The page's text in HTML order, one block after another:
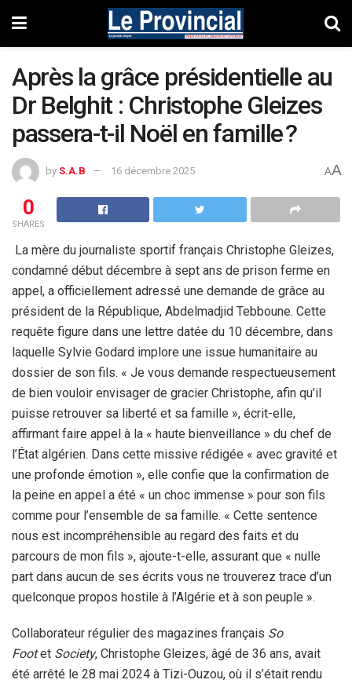
Après la grâce présidentielle au
Dr Belghit : Christophe Gleizes
passera-t-il Noël en famille ?
by S.A.B 16 décembre 2025 AA
0
SHARES
La mère du journaliste sportif français Christophe Gleizes,
condamné début décembre à sept ans de prison ferme en
appel, a officiellement adressé une demande de grâce au
président de la République, Abdelmadjid Tebboune. Cette
requête figure dans une lettre datée du 10 décembre, dans
laquelle Sylvie Godard implore une issue humanitaire au
dossier de son fils. « Je vous demande respectueusement
de bien vouloir envisager de gracier Christophe, afin qu’il
puisse retrouver sa liberté et sa famille », écrit-elle,
affirmant faire appel à la « haute bienveillance » du chef de
l’État algérien. Dans cette missive rédigée « avec gravité et
une profonde émotion », elle confie que la confirmation de
la peine en appel a été « un choc immense » pour son fils
comme pour l’ensemble de sa famille. « Cette sentence
nous est incompréhensible au regard des faits et du
parcours de mon fils », ajoute-t-elle, assurant que « nulle
part dans aucun de ses écrits vous ne trouverez trace d’un
quelconque propos hostile à l’Algérie et à son peuple ».
Collaborateur régulier des magazines français So
Footet Society, Christophe Gleizes, âgé de 36 ans, avait
été arrêté le 28 mai 2024 à Tizi-Ouzou, où il s’était rendu